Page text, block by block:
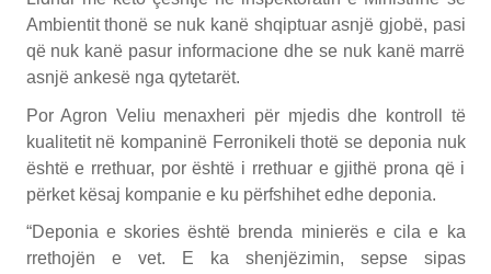
Ambientit thonë se nuk kanë shqiptuar asnjë gjobë, pasi
që nuk kanë pasur informacione dhe se nuk kanë marrë
asnjë ankesë nga qytetarët.
Por Agron Veliu menaxheri për mjedis dhe kontroll të
kualitetit në kompaninë Ferronikeli thotë se deponia nuk
është e rrethuar, por është i rrethuar e gjithë prona që i
përket kësaj kompanie e ku përfshihet edhe deponia.
“Deponia e skories është brenda minierës e cila e ka
rrethojën e vet. E ka shenjëzimin, sepse sipas